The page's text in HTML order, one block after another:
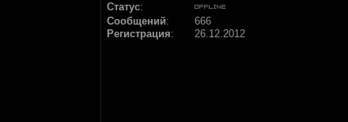
Статус:
Сообщений:
666
Регистрация: 26.12.2012